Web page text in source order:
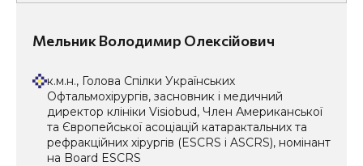
Мельник Володимир Олексійович
к.м.н., Голова Спілки Українських
Офтальмохірургів, засновник і медичний
директор клініки Visiobud, Член Американської
та Європейської асоціацій катарактальних та
рефракційних хірургів (ESCRS і ASCRS), номінант
на Board ESCRS